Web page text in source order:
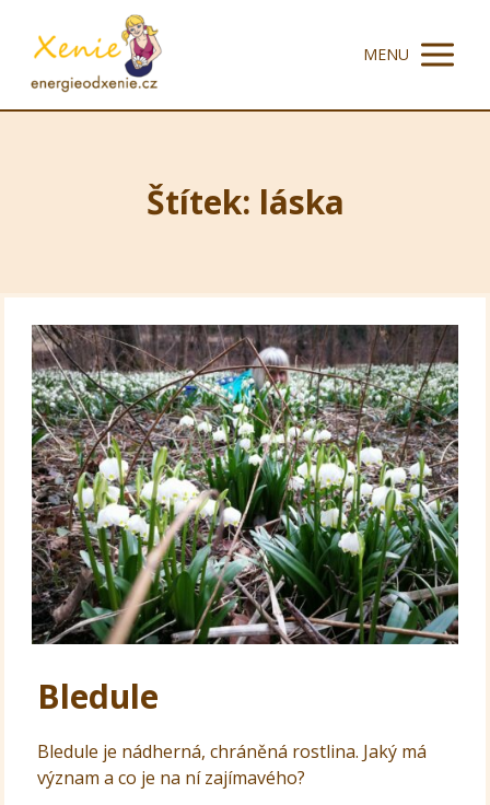
MENU
Štítek: láska
Bledule
Bledule je nádherná, chráněná rostlina. Jaký má
význam a co je na ní zajímavého?